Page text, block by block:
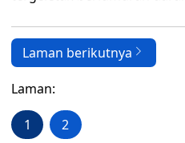
Laman berikutnya
Laman:
1 2